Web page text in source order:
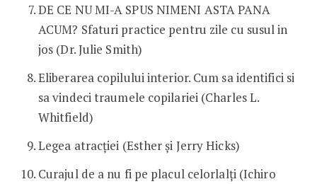
DE CE NU MI-A SPUS NIMENI ASTA PANA
ACUM? Sfaturi practice pentru zile cu susul in
jos (Dr. Julie Smith)
Eliberarea copilului interior. Cum sa identifici si
sa vindeci traumele copilariei (Charles L.
Whitfield)
Legea atracției (Esther și Jerry Hicks)
Curajul de a nu fi pe placul celorlalți (Ichiro